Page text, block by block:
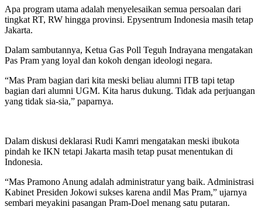
Apa program utama adalah menyelesaikan semua persoalan dari
tingkat RT, RW hingga provinsi. Epysentrum Indonesia masih tetap
Jakarta.
Dalam sambutannya, Ketua Gas Poll Teguh Indrayana mengatakan
Pas Pram yang loyal dan kokoh dengan ideologi negara.
“Mas Pram bagian dari kita meski beliau alumni ITB tapi tetap
bagian dari alumni UGM. Kita harus dukung. Tidak ada perjuangan
yang tidak sia-sia,” paparnya.
Dalam diskusi deklarasi Rudi Kamri mengatakan meski ibukota
pindah ke IKN tetapi Jakarta masih tetap pusat menentukan di
Indonesia.
“Mas Pramono Anung adalah administratur yang baik. Administrasi
Kabinet Presiden Jokowi sukses karena andil Mas Pram,” ujarnya
sembari meyakini pasangan Pram-Doel menang satu putaran.